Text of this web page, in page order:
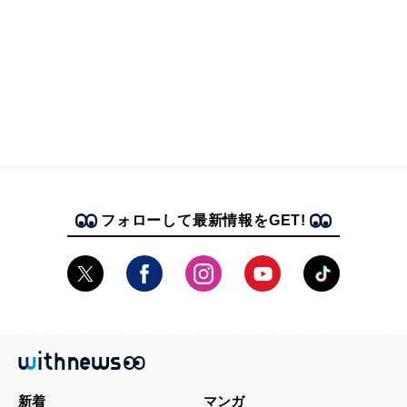
フォローして最新情報をGET!
新着 マンガ